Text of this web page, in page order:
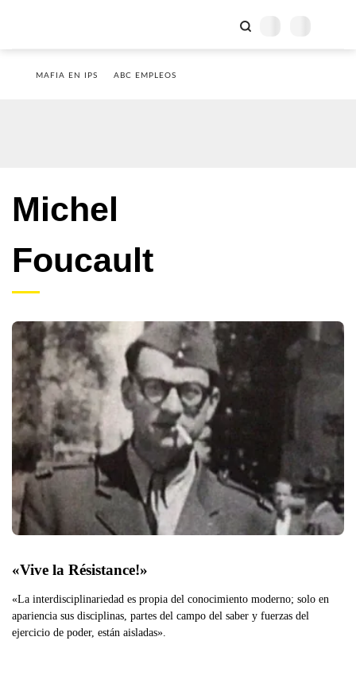
MAFIA EN IPS ABC EMPLEOS
Michel
Foucault
«Vive la Résistance!»
«La interdisciplinariedad es propia del conocimiento moderno; solo en
apariencia sus disciplinas, partes del campo del saber y fuerzas del
ejercicio de poder, están aisladas».